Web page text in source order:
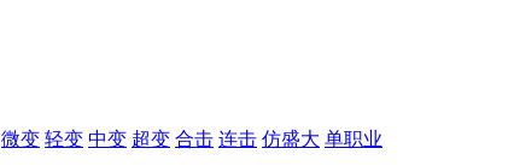
微变 轻变 中变 超变 合击 连击 仿盛大 单职业